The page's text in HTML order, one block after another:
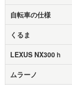
自転車の仕様
くるま
LEXUS NX300ｈ
ムラーノ